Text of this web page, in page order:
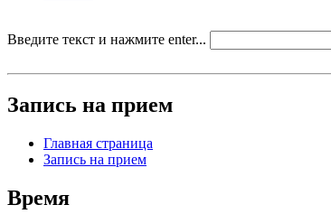
Введите текст и нажмите enter...
Запись на прием
Главная страница
Запись на прием
Время